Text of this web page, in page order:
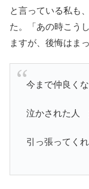
と言っている私も
た。「あの時こう
ますが、後悔はま
今まで仲良く
泣かされた人
引っ張ってく